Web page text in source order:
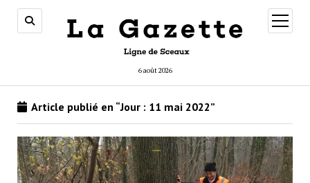
6 août 2026
ouvrir
menu
Article publié en “Jour : 11 mai 2022”